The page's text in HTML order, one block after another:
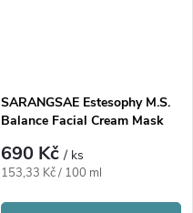
SARANGSAE Estesophy M.S.
Balance Facial Cream Mask
690 Kč/ ks
Měrná
153,33 Kč / 100 ml